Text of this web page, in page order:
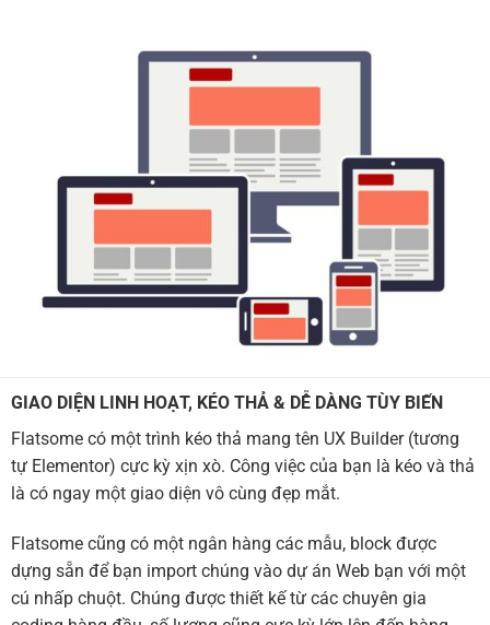
GIAO DIỆN LINH HOẠT, KÉO THẢ & DỄ DÀNG TÙY BIẾN
Flatsome có một trình kéo thả mang tên UX Builder (tương
tự Elementor) cực kỳ xịn xò. Công việc của bạn là kéo và thả
là có ngay một giao diện vô cùng đẹp mắt.
Flatsome cũng có một ngân hàng các mẫu, block được
dựng sẵn để bạn import chúng vào dự án Web bạn với một
cú nhấp chuột. Chúng được thiết kế từ các chuyên gia